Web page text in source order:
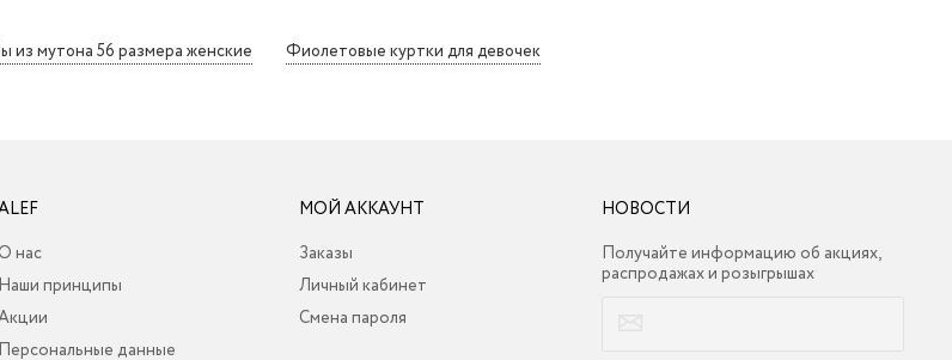
из мутона 56 размера женские Фиолетовые куртки для девочек
нас
Наши принципы
Персональные данные
МОЙ АККАУНТ
Заказы
Личный кабинет
Смена пароля
НОВОСТИ
Получайте информацию об акциях,
распродажах и розыгрышах